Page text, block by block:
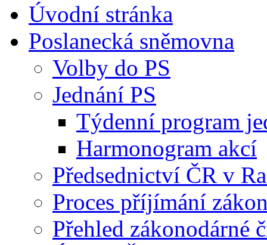
Úvodní stránka
Poslanecká sněmovna
Volby do PS
Jednání PS
Týdenní program
Harmonogram akcí
Předsednictví ČR v
Proces příjímání
Přehled zákonodárné